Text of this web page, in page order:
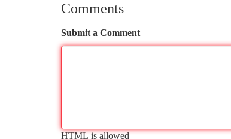
Comments
Submit a Comment
HTML is allowed